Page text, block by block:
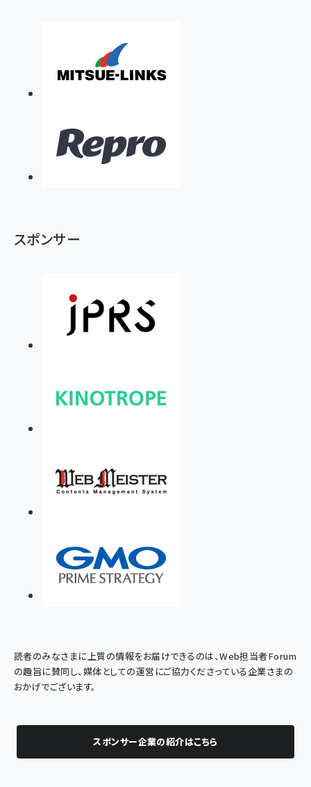
スポンサー
読者のみなさまに上質の情報をお届けできるのは、Web担当者Forum
の趣旨に賛同し、媒体としての運営にご協力くださっている企業さまの
おかげでございます。
スポンサー企業の紹介はこちら